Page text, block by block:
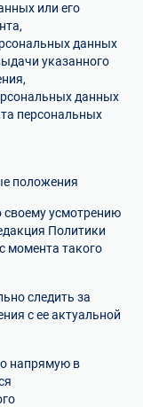
или его
данных
указанного
данных
персональных
положения
усмотрению
Политики
момента такого
следить за
с ее актуальной
напрямую в